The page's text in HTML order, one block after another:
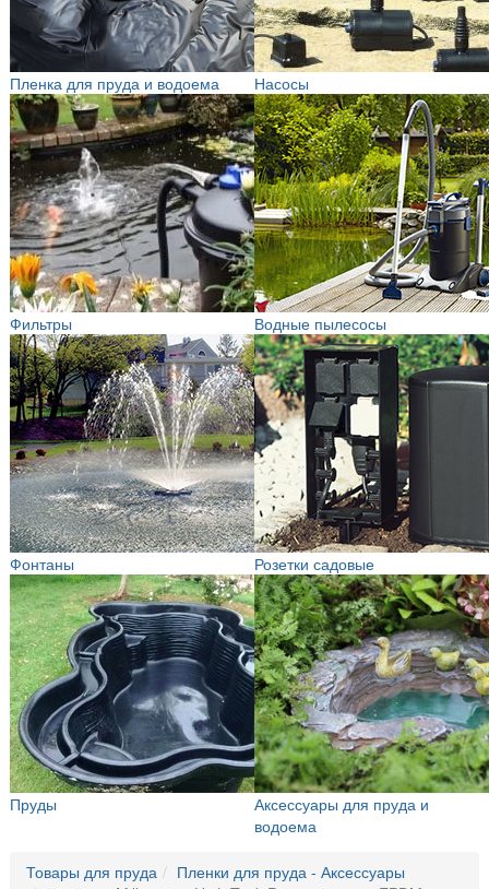
Пленка для пруда и водоема Насосы
Фильтры Водные пылесосы
Фонтаны Розетки садовые
Пруды
Аксессуары для пруда и
водоема
Товары для пруда
Пленки для пруда - Аксессуары